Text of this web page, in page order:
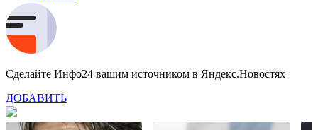
Сделайте Инфо24 вашим источником в Яндекс.Новостях
ДОБАВИТЬ